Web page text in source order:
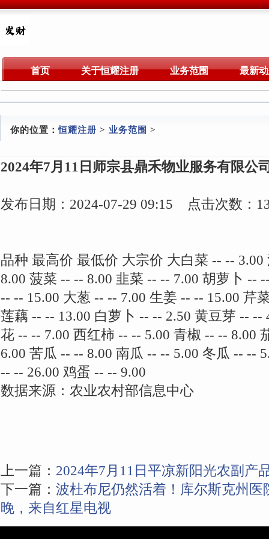
首页 关于恒耀注册 业务范围 最新
你的位置：恒耀注册 > 业务范围 >
2024年7月11日师宗县鼎禾物业服务有限公
发布日期：2024-07-29 09:15 点击次数：
品种 最高价 最低价 大宗价 大白菜 -- --
8.00 菠菜 -- -- 8.00 韭菜 -- -- 7.00 胡萝卜 --
-- -- 15.00 大葱 -- -- 7.00 生姜 -- -- 15.00 芹
莲藕 -- -- 13.00 白萝卜 -- -- 2.50 黄豆芽 -- --
花 -- -- 7.00 西红柿 -- -- 5.00 青椒 -- -- 8.00
6.00 苦瓜 -- -- 8.00 南瓜 -- -- 5.00 冬瓜 -- --
-- -- 26.00 鸡蛋 -- -- 9.00
数据来源：农业农村部信息中心
上一篇： 2024年7月11日平凉新阳光农副产
下一篇： 波杜布尼仍然活着！库尔斯克州医
晚，来自红星电视